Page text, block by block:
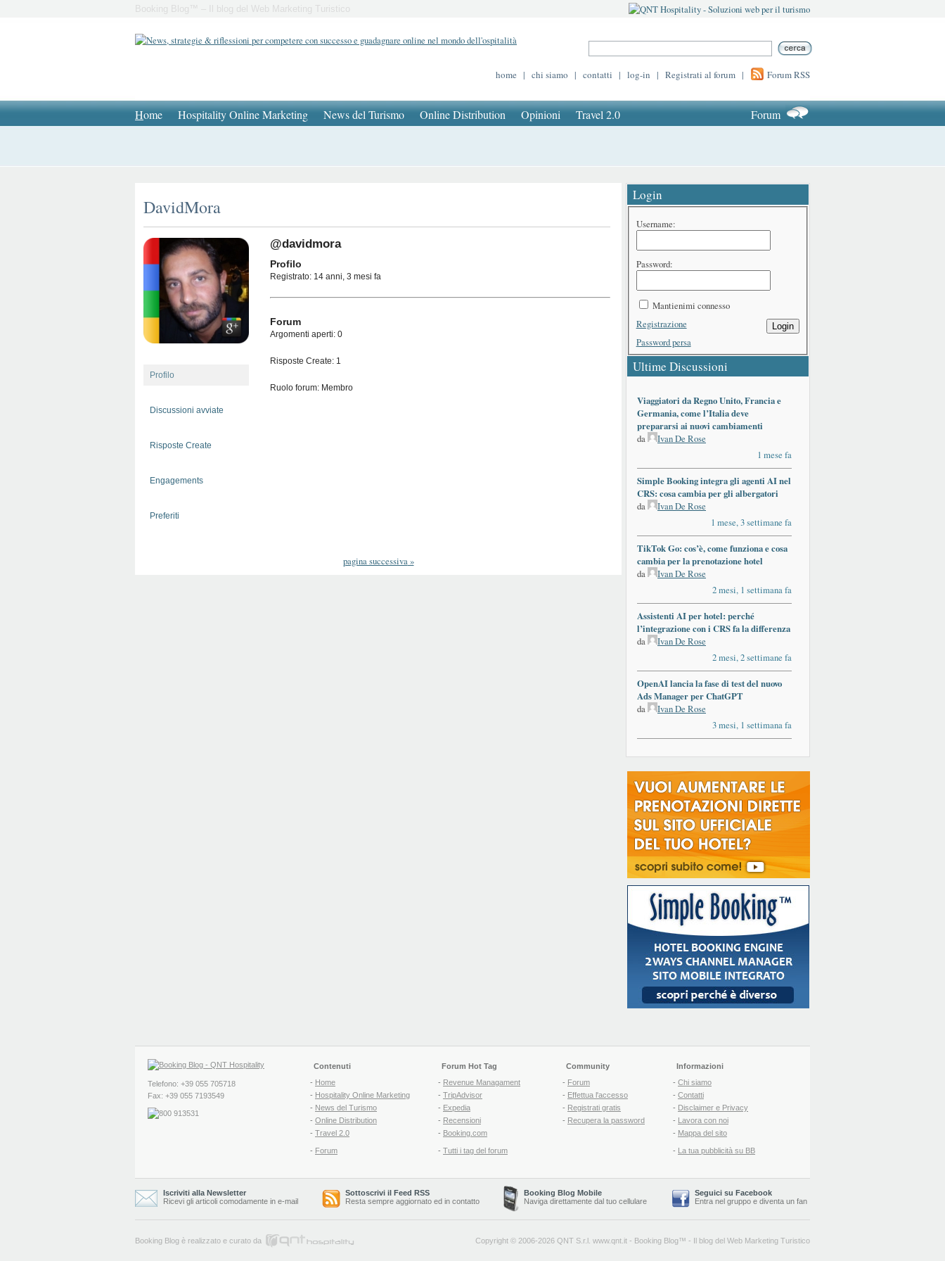
Booking Blog™ – Il blog del Web Marketing Turistico
home | chi siamo | contatti | log-in | Registrati al forum | Forum RSS
Home Hospitality Online Marketing News del Turismo Online Distribution Opinioni Travel 2.0 Forum
DavidMora
Profilo
Discussioni avviate
Risposte Create
Engagements
Preferiti
@davidmora
Profilo
Registrato: 14 anni, 3 mesi fa
Forum
Argomenti aperti: 0
Risposte Create: 1
Ruolo forum: Membro
pagina successiva»
Login
Username:
Password:
Mantienimi connesso
Login
Registrazione
Password persa
Ultime Discussioni
Viaggiatori da Regno Unito, Francia e
Germania, come l’Italia deve
prepararsi ai nuovi cambiamenti
da
Ivan De Rose
1 mese fa
Simple Booking integra gli agenti AI nel
CRS: cosa cambia per gli albergatori
da
Ivan De Rose
1 mese, 3 settimane fa
TikTok Go: cos’è, come funziona e cosa
cambia per la prenotazione hotel
da
Ivan De Rose
2 mesi, 1 settimana fa
Assistenti AI per hotel: perché
l’integrazione con i CRS fa la differenza
da
Ivan De Rose
2 mesi, 2 settimane fa
OpenAI lancia la fase di test del nuovo
Ads Manager per ChatGPT
da
Ivan De Rose
3 mesi, 1 settimana fa
Telefono: +39 055 705718
Fax: +39 055 7193549
Contenuti
- Home
- Hospitality Online Marketing
- News del Turismo
- Online Distribution
- Travel 2.0
- Forum
Forum Hot Tag
- Revenue Managament
- TripAdvisor
- Expedia
- Recensioni
- Booking.com
- Tutti i tag del forum
Community
- Forum
- Effettua l'accesso
- Registrati gratis
- Recupera la password
Informazioni
- Chi siamo
- Contatti
- Disclaimer e Privacy
- Lavora con noi
- Mappa del sito
- La tua pubblicità su BB
Iscriviti alla Newsletter
Ricevi gli articoli comodamente in e-mail
Sottoscrivi il Feed RSS
Resta sempre aggiornato ed in contatto
Booking Blog Mobile
Naviga direttamente dal tuo cellulare
Seguici su Facebook
Entra nel gruppo e diventa un fan
Booking Blog è realizzato e curato da Copyright © 2006-2026 QNT S.r.l. www.qnt.it - Booking Blog™ - Il blog del Web Marketing Turistico